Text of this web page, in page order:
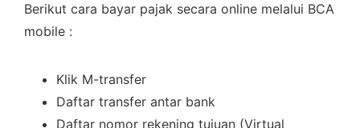
Berikut cara bayar pajak secara online melalui BCA
mobile :
Klik M-transfer
Daftar transfer antar bank
Daftar nomor rekening tujuan (Virtual